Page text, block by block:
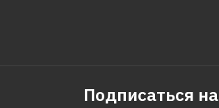
Подписаться на